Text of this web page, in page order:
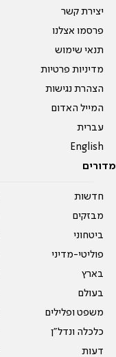
יצירת קשר
פרסמו אצלנו
תנאי שימוש
מדיניות פרטיות
הצהרת נגישות
המייל האדום
עברית
English
מדורים
חדשות
מבזקים
ביטחוני
פוליטי-מדיני
בארץ
בעולם
משפט ופלילים
כלכלה ונדל"ן
דעות